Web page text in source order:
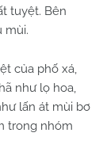
tuyệt. Bên
mùi.
của phố xá,
như lọ hoa,
lấn át mùi bơ
trong nhóm